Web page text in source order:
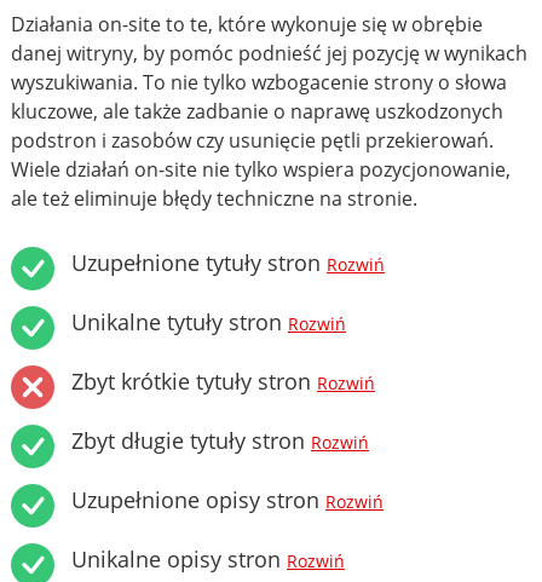
Działania on-site to te, które wykonuje się w obrębie
danej witryny, by pomóc podnieść jej pozycję w wynikach
wyszukiwania. To nie tylko wzbogacenie strony o słowa
kluczowe, ale także zadbanie o naprawę uszkodzonych
podstron i zasobów czy usunięcie pętli przekierowań.
Wiele działań on-site nie tylko wspiera pozycjonowanie,
ale też eliminuje błędy techniczne na stronie.
Uzupełnione tytuły stron Rozwiń
Unikalne tytuły stron Rozwiń
Zbyt krótkie tytuły stron Rozwiń
Zbyt długie tytuły stron Rozwiń
Uzupełnione opisy stron Rozwiń
Unikalne opisy stron Rozwiń